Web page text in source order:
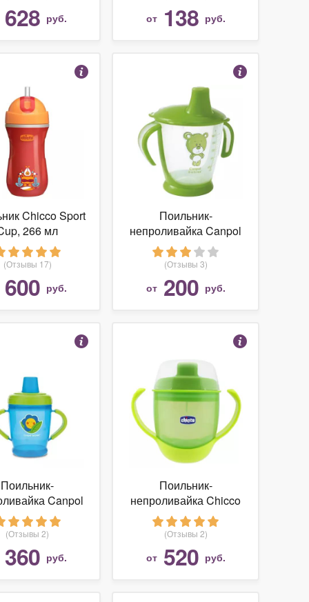
628 руб. от 138 руб.
Chicco Sport
266 мл
(Отзывы 17)
600 руб.
Поильник-
непроливайка Canpol
Babies 31/500, 180 мл
(Отзывы 3)
от 200 руб.
Поильник-
Canpol
21/600, 200 мл
(Отзывы 2)
360 руб.
Поильник-
непроливайка Chicco
68245, 180 мл
(Отзывы 2)
от 520 руб.